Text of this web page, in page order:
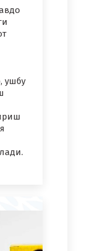
ушбу